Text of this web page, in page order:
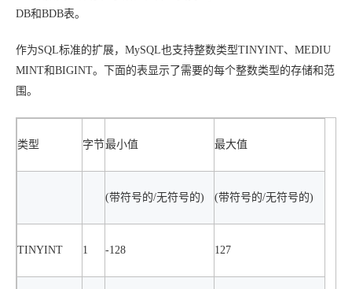
DB和BDB表。
作为SQL标准的扩展，MySQL也支持整数类型TINYINT、MEDIU
MINT和BIGINT。下面的表显示了需要的每个整数类型的存储和范
围。
类型 字节最小值 最大值
(带符号的/无符号的) (带符号的/无符号的)
TINYINT 1 -128 127